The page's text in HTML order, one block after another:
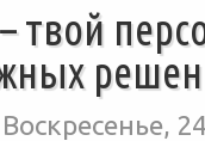
твой